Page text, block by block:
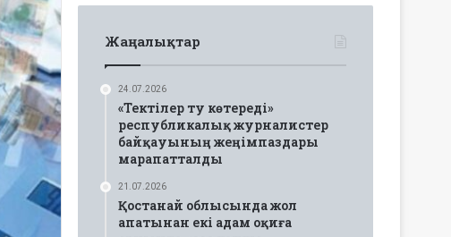
Жаңалықтар
24.07.2026
«Тектілер ту көтереді»
республикалық журналистер
байқауының жеңімпаздары
марапатталды
21.07.2026
Қостанай облысында жол
апатынан екі адам оқиға